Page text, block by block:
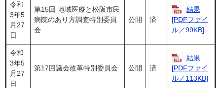
令和
3年5
月27
日
第15回 地域医療と松阪市民
病院のあり方調査特別委員
会
公開 済
結果
[PDFファイ
ル／99KB]
令和
3年5
月27
日
第17回議会改革特別委員会 公開 済
結果
[PDFファイ
ル／113KB]